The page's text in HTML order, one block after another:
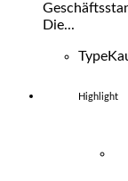
Die...
Type
Highlight